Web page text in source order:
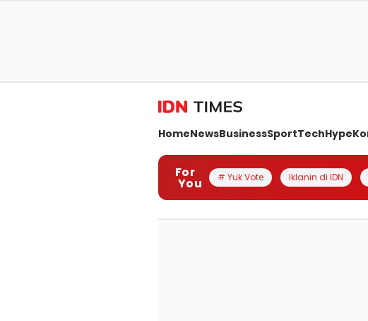
HomeNewsBusinessSportTechHype
For
You # Yuk Vote Iklanin di IDN